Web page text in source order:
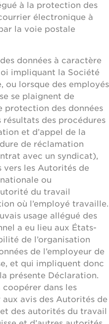
à la protection des
électronique à
la voie postale
données à caractère
impliquant la Société
ou lorsque des employés
se plaignent de
protection des données
résultats des procédures
et d’appel de la
de réclamation
avec un syndicat),
vers les Autorités de
ou
du travail
où l’employé travaille.
usage allégué des
a eu lieu aux États-
de l’organisation
de l’employeur de
et qui impliquent donc
présente Déclaration.
coopérer dans les
avis des Autorités de
des autorités du travail